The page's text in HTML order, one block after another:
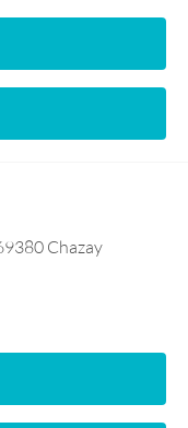
Chazay